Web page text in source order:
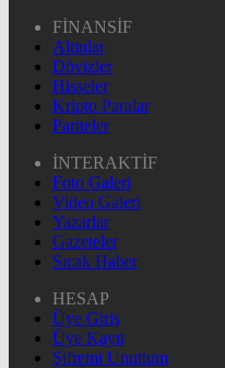
FİNANSİF
Altınlar
Dövizler
Hisseler
Kripto Paralar
Pariteler
İNTERAKTİF
Foto Galeri
Video Galeri
Yazarlar
Gazeteler
Sıcak Haber
HESAP
Üye Giriş
Üye Kayıt
Şifremi Unuttum